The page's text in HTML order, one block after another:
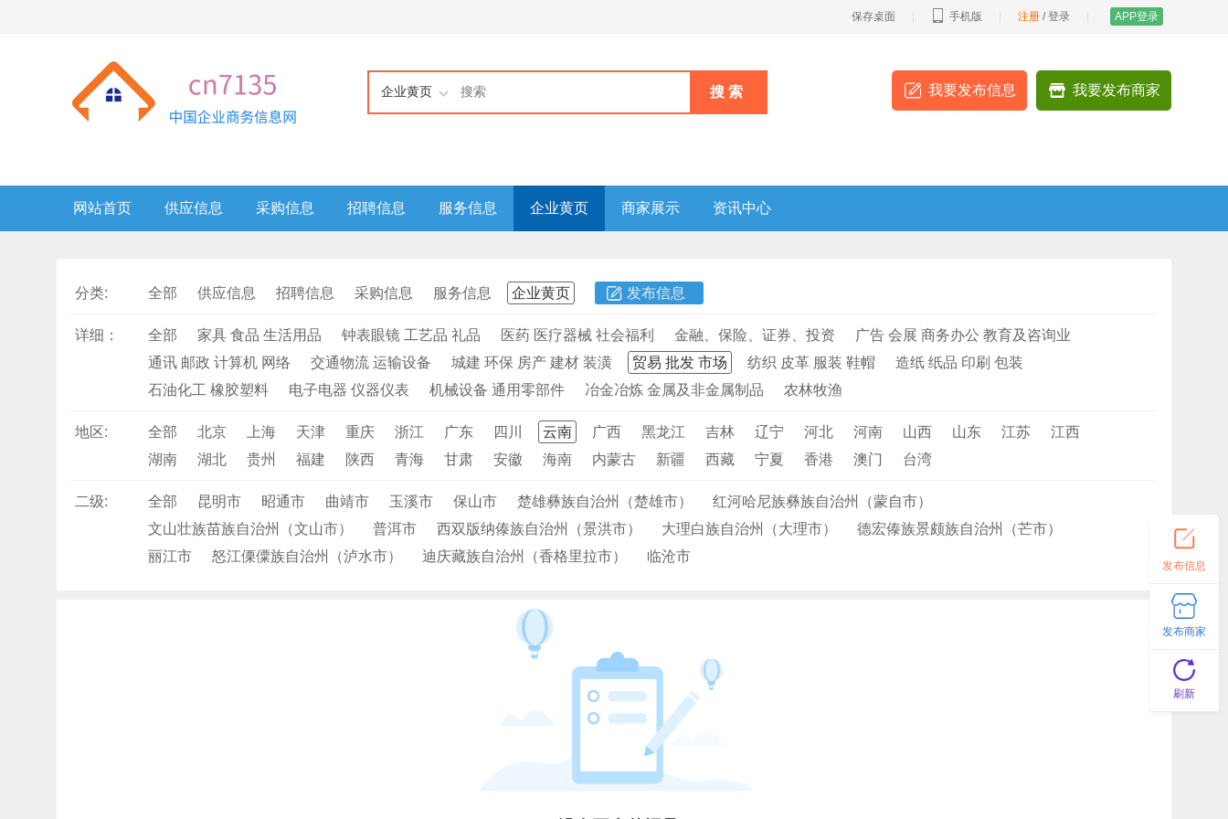
保存桌面 手机版 注册 /登录 APP登录
企业黄页 搜 索 我要发布商家
我要发布信息
网站首页 供应信息 采购信息 招聘信息 服务信息 企业黄页 商家展示 资讯中心
分类: 全部 供应信息 招聘信息 采购信息 服务信息 企业黄页 发布信息
详细： 全部 家具 食品 生活用品 钟表眼镜 工艺品 礼品 医药 医疗器械 社会福利 金融、保险、证券、投资
广告 会展 商务办公 教育及咨询业
通讯 邮政 计算机 网络
交通物流 运输设备 城建 环保 房产 建材 装潢 贸易 批发 市场 纺织 皮革 服装 鞋帽
造纸 纸品 印刷 包装
石油化工 橡胶塑料
电子电器 仪器仪表 机械设备 通用零部件 冶金冶炼 金属及非金属制品 农林牧渔
地区: 全部 北京 上海 天津 重庆 浙江 广东 四川 云南 广西 黑龙江 吉林 辽宁 河北 河南 山西 山东 江苏
江西
湖南
湖北 贵州 福建 陕西 青海 甘肃 安徽 海南 内蒙古 新疆 西藏 宁夏 香港 澳门 台湾
二级: 全部 昆明市 昭通市 曲靖市 玉溪市 保山市 楚雄彝族自治州（楚雄市）
红河哈尼族彝族自治州（蒙自市）
文山壮族苗族自治州（文山市）
普洱市 西双版纳傣族自治州（景洪市） 大理白族自治州（大理市）
德宏傣族景颇族自治州（芒市）
丽江市
怒江傈僳族自治州（泸水市） 迪庆藏族自治州（香格里拉市） 临沧市
发布信息
发布商家
刷新